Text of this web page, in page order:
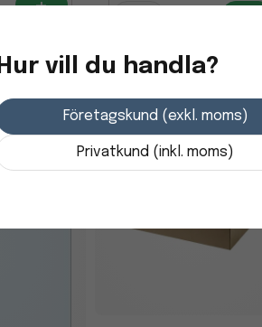
Hur vill du handla?
Företagskund (exkl. moms)
Privatkund (inkl. moms)